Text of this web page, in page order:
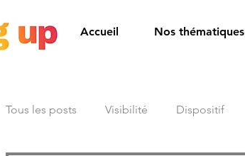
Accueil Nos thématiques
Tous les posts Visibilité Dispositif